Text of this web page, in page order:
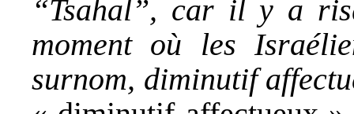
“Tsahal”, car il y a
moment où les
surnom, diminutif